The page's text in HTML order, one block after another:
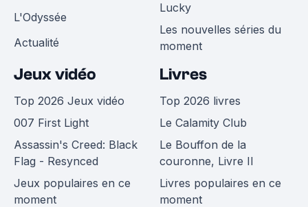
L'Odyssée
Actualité
Lucky
Les nouvelles séries du
moment
Jeux vidéo
Top 2026 Jeux vidéo
007 First Light
Assassin's Creed: Black
Flag - Resynced
Jeux populaires en ce
moment
Livres
Top 2026 livres
Le Calamity Club
Le Bouffon de la
couronne, Livre II
Livres populaires en ce
moment